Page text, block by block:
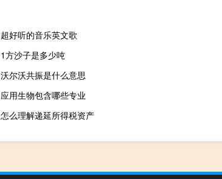
超好听的音乐英文歌
1方沙子是多少吨
沃尔沃共振是什么意思
应用生物包含哪些专业
怎么理解递延所得税资产